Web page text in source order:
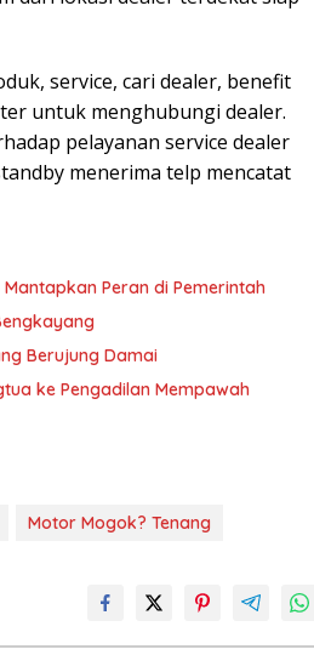
service, cari dealer, benefit
untuk menghubungi dealer.
pelayanan service dealer
menerima telp mencatat
Peran di Pemerintah
Berujung Damai
ke Pengadilan Mempawah
Motor Mogok? Tenang